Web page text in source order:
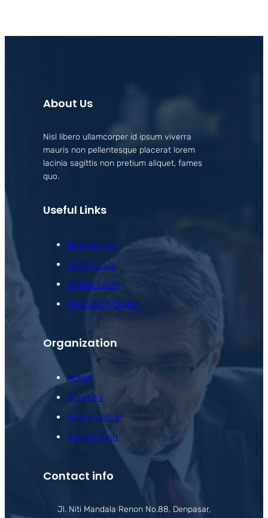
About Us
Nisl libero ullamcorper id ipsum viverra
mauris non pellentesque placerat lorem
lacinia sagittis non pretium aliquet, fames
quo.
Useful Links
Help Center
Contact Us
Online Form
Education Board
Organization
About
Courses
Appreciation
Association
Contact info
Jl. Niti Mandala Renon No.88, Denpasar,